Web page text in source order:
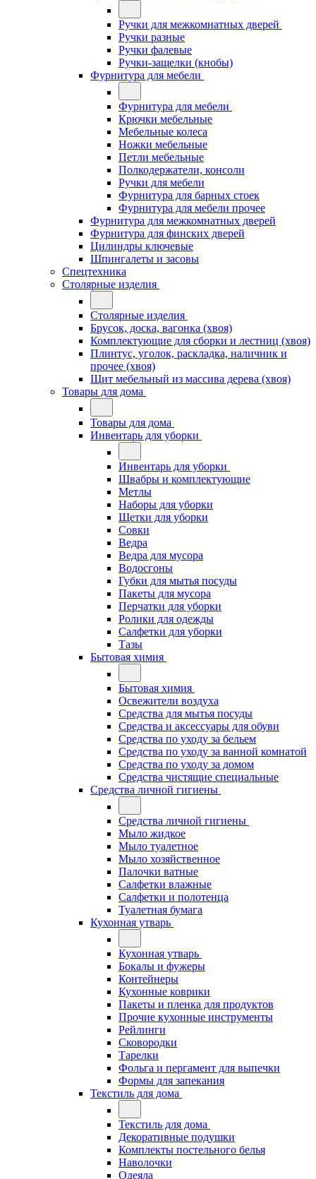
Ручки для межкомнатных дверей
Ручки разные
Ручки фалевые
Ручки-защелки (кнобы)
Фурнитура для мебели
Фурнитура для мебели
Крючки мебельные
Мебельные колеса
Ножки мебельные
Петли мебельные
Полкодержатели, консоли
Ручки для мебели
Фурнитура для барных стоек
Фурнитура для мебели прочее
Фурнитура для межкомнатных дверей
Фурнитура для финских дверей
Цилиндры ключевые
Шпингалеты и засовы
Спецтехника
Столярные изделия
Столярные изделия
Брусок, доска, вагонка (хвоя)
Комплектующие для сборки и лестниц (хвоя)
Плинтус, уголок, раскладка, наличник и
прочее (хвоя)
Щит мебельный из массива дерева (хвоя)
Товары для дома
Товары для дома
Инвентарь для уборки
Инвентарь для уборки
Швабры и комплектующие
Метлы
Наборы для уборки
Щетки для уборки
Совки
Ведра
Ведра для мусора
Водосгоны
Губки для мытья посуды
Пакеты для мусора
Перчатки для уборки
Ролики для одежды
Салфетки для уборки
Тазы
Бытовая химия
Бытовая химия
Освежители воздуха
Средства для мытья посуды
Средства и аксессуары для обуви
Средства по уходу за бельем
Средства по уходу за ванной комнатой
Средства по уходу за домом
Средства чистящие специальные
Средства личной гигиены
Средства личной гигиены
Мыло жидкое
Мыло туалетное
Мыло хозяйственное
Палочки ватные
Салфетки влажные
Салфетки и полотенца
Туалетная бумага
Кухонная утварь
Кухонная утварь
Бокалы и фужеры
Контейнеры
Кухонные коврики
Пакеты и пленка для продуктов
Прочие кухонные инструменты
Рейлинги
Сковородки
Тарелки
Фольга и пергамент для выпечки
Формы для запекания
Текстиль для дома
Текстиль для дома
Декоративные подушки
Комплекты постельного белья
Наволочки
Одеяла